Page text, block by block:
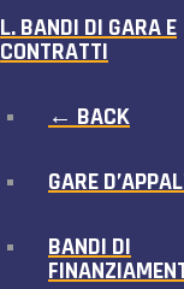
L. BANDI DI GARA E
CONTRATTI
← BACK
GARE
BANDI DI